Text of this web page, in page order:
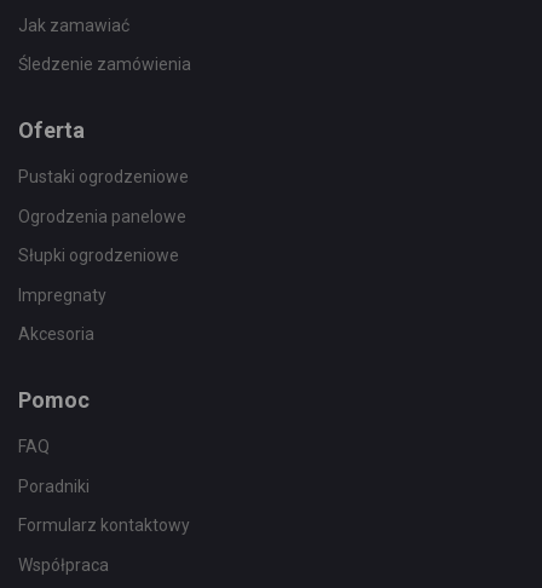
Jak zamawiać
Śledzenie zamówienia
Oferta
Pustaki ogrodzeniowe
Ogrodzenia panelowe
Słupki ogrodzeniowe
Impregnaty
Akcesoria
Pomoc
FAQ
Poradniki
Formularz kontaktowy
Współpraca